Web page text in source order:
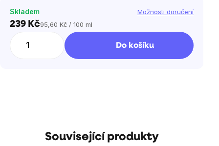
Skladem Možnosti doručení
239 KčMěrná
95,60 Kč / 100 ml
Do košíku
Související produkty